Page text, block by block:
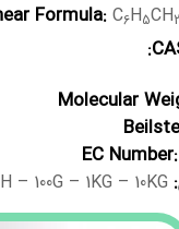
Linear Formula:C6H5
Molecular
EC